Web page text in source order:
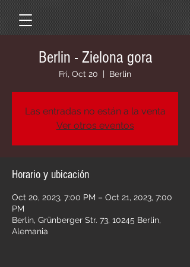
Berlin - Zielona gora
Fri, Oct 20
  |
Berlin
Las entradas no están a la venta
Ver otros eventos
Horario y ubicación
Oct 20, 2023, 7:00 PM – Oct 21, 2023, 7:00
PM
Berlin, Grünberger Str. 73, 10245 Berlin,
Alemania